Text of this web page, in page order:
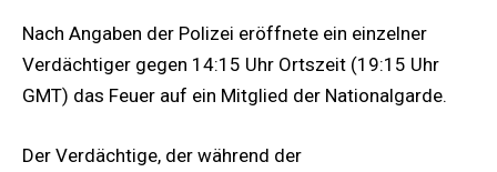
Nach Angaben der Polizei eröffnete ein einzelner
Verdächtiger gegen 14:15 Uhr Ortszeit (19:15 Uhr
GMT) das Feuer auf ein Mitglied der Nationalgarde.
Der Verdächtige, der während der